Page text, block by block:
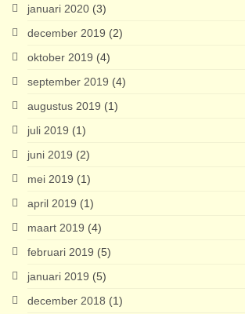
januari 2020 (3)
december 2019 (2)
oktober 2019 (4)
september 2019 (4)
augustus 2019 (1)
juli 2019 (1)
juni 2019 (2)
mei 2019 (1)
april 2019 (1)
maart 2019 (4)
februari 2019 (5)
januari 2019 (5)
december 2018 (1)